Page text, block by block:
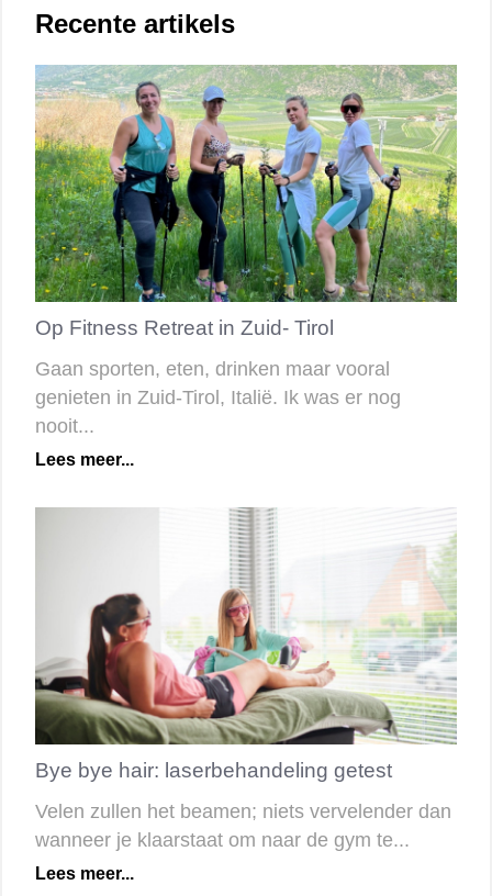
Recente artikels
Op Fitness Retreat in Zuid- Tirol
Gaan sporten, eten, drinken maar vooral
genieten in Zuid-Tirol, Italië. Ik was er nog
nooit...
Lees meer...
Bye bye hair: laserbehandeling getest
Velen zullen het beamen; niets vervelender dan
wanneer je klaarstaat om naar de gym te...
Lees meer...